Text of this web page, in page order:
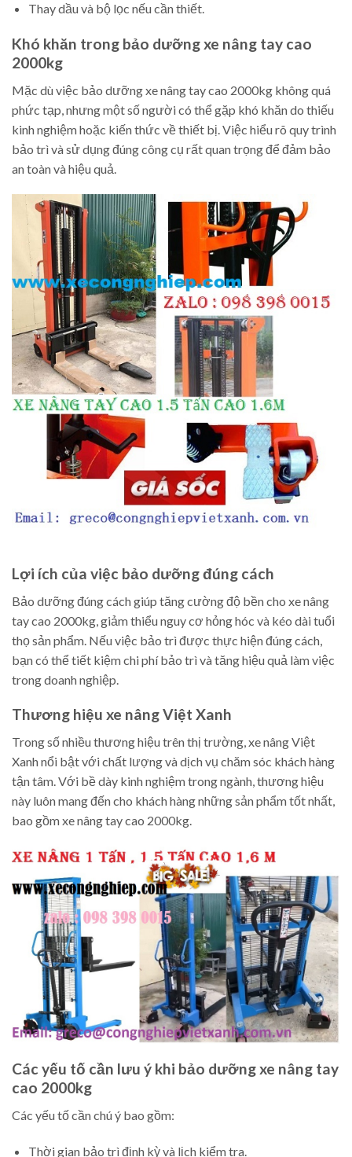
Thay dầu và bộ lọc nếu cần thiết.
Khó khăn trong bảo dưỡng xe nâng tay cao
2000kg
Mặc dù việc bảo dưỡng xe nâng tay cao 2000kg không quá
phức tạp, nhưng một số người có thể gặp khó khăn do thiếu
kinh nghiệm hoặc kiến thức về thiết bị. Việc hiểu rõ quy trình
bảo trì và sử dụng đúng công cụ rất quan trọng để đảm bảo
an toàn và hiệu quả.
Lợi ích của việc bảo dưỡng đúng cách
Bảo dưỡng đúng cách giúp tăng cường độ bền cho xe nâng
tay cao 2000kg, giảm thiểu nguy cơ hỏng hóc và kéo dài tuổi
thọ sản phẩm. Nếu việc bảo trì được thực hiện đúng cách,
bạn có thể tiết kiệm chi phí bảo trì và tăng hiệu quả làm việc
trong doanh nghiệp.
Thương hiệu xe nâng Việt Xanh
Trong số nhiều thương hiệu trên thị trường, xe nâng Việt
Xanh nổi bật với chất lượng và dịch vụ chăm sóc khách hàng
tận tâm. Với bề dày kinh nghiệm trong ngành, thương hiệu
này luôn mang đến cho khách hàng những sản phẩm tốt nhất,
bao gồm xe nâng tay cao 2000kg.
Các yếu tố cần lưu ý khi bảo dưỡng xe nâng tay
cao 2000kg
Các yếu tố cần chú ý bao gồm:
Thời gian bảo trì định kỳ và lịch kiểm tra.